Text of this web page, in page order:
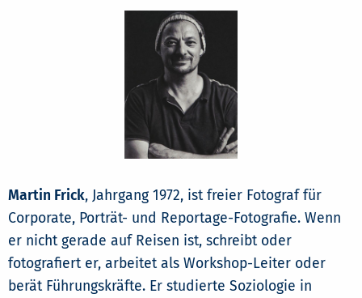
Martin Frick, Jahrgang 1972, ist freier Fotograf für
Corporate, Porträt- und Reportage-Fotografie. Wenn
er nicht gerade auf Reisen ist, schreibt oder
fotografiert er, arbeitet als Workshop-Leiter oder
berät Führungskräfte. Er studierte Soziologie in